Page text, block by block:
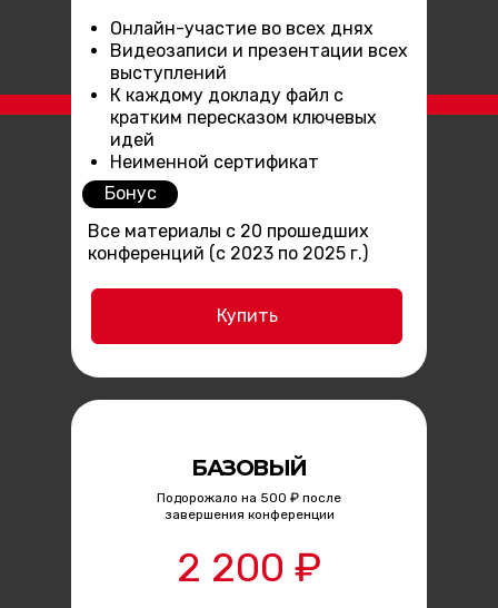
2 200 ₽
Подорожало на 500 ₽ после
завершения конференции
БАЗОВЫЙ
Купить
Все материалы с 20 прошедших
конференций (с 2023 по 2025 г.)
Бонус
Онлайн-участие во всех днях
Видеозаписи и презентации всех
выступлений
К каждому докладу файл с
кратким пересказом ключевых
идей
Неименной сертификат